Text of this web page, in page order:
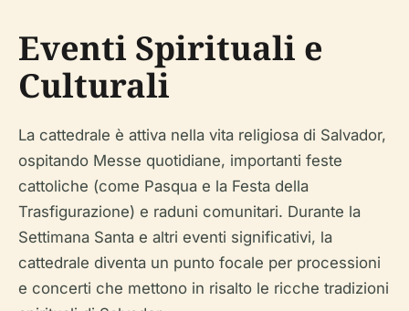
Eventi Spirituali e
Culturali
La cattedrale è attiva nella vita religiosa di Salvador,
ospitando Messe quotidiane, importanti feste
cattoliche (come Pasqua e la Festa della
Trasfigurazione) e raduni comunitari. Durante la
Settimana Santa e altri eventi significativi, la
cattedrale diventa un punto focale per processioni
e concerti che mettono in risalto le ricche tradizioni